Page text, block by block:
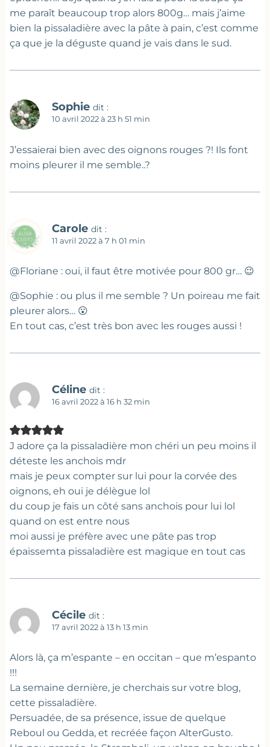
me paraît beaucoup trop alors 800g… mais j’aime
bien la pissaladière avec la pâte à pain, c’est comme
ça que je la déguste quand je vais dans le sud.
Sophie dit :
10 avril 2022 à 23 h 51 min
J’essaierai bien avec des oignons rouges ?! Ils font
moins pleurer il me semble..?
Carole dit :
11 avril 2022 à 7 h 01 min
@Floriane : oui, il faut être motivée pour 800 gr… 😉
@Sophie : ou plus il me semble ? Un poireau me fait
pleurer alors… 😮
En tout cas, c’est très bon avec les rouges aussi !
Céline dit :
16 avril 2022 à 16 h 32 min
J adore ça la pissaladière mon chéri un peu moins il
déteste les anchois mdr
mais je peux compter sur lui pour la corvée des
oignons, eh oui je délègue lol
du coup je fais un côté sans anchois pour lui lol
quand on est entre nous
moi aussi je préfère avec une pâte pas trop
épaissemta pissaladière est magique en tout cas
Cécile dit :
17 avril 2022 à 13 h 13 min
Alors là, ça m’espante – en occitan – que m’espanto
!!!
La semaine dernière, je cherchais sur votre blog,
cette pissaladière.
Persuadée, de sa présence, issue de quelque
Reboul ou Gedda, et recréée façon AlterGusto.